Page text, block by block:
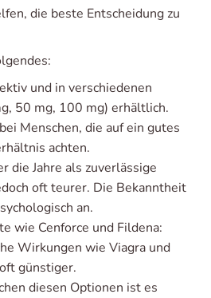
die beste Entscheidung zu
und in verschiedenen
50 mg, 100 mg) erhältlich.
Menschen, die auf ein gutes
achten.
die Jahre als zuverlässige
oft teurer. Die Bekanntheit
an.
wie Cenforce und Fildena:
Wirkungen wie Viagra und
günstiger.
diesen Optionen ist es